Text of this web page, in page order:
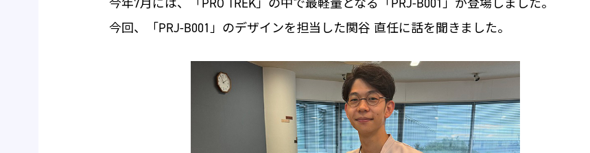
今回、「PRJ-B001」のデザインを担当した関谷 直任に話を聞きました。